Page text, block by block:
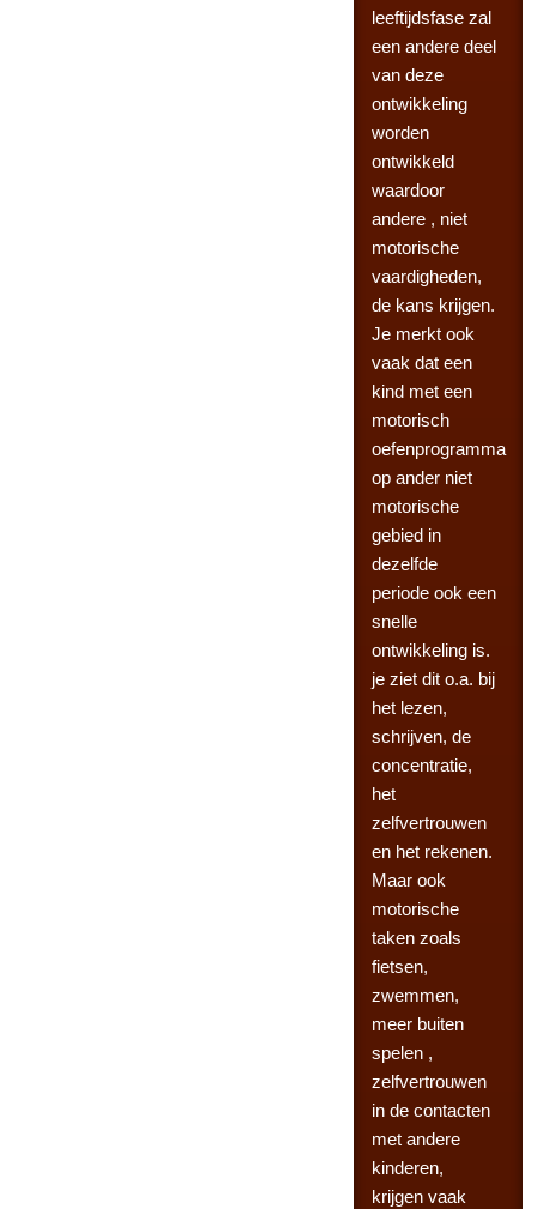
leeftijdsfase zal
een andere deel
van deze
ontwikkeling
worden
ontwikkeld
waardoor
andere , niet
motorische
vaardigheden,
de kans krijgen.
Je merkt ook
vaak dat een
kind met een
motorisch
oefenprogramma
op ander niet
motorische
gebied in
dezelfde
periode ook een
snelle
ontwikkeling is.
je ziet dit o.a. bij
het lezen,
schrijven, de
concentratie,
het
zelfvertrouwen
en het rekenen.
Maar ook
motorische
taken zoals
fietsen,
zwemmen,
meer buiten
spelen ,
zelfvertrouwen
in de contacten
met andere
kinderen,
krijgen vaak